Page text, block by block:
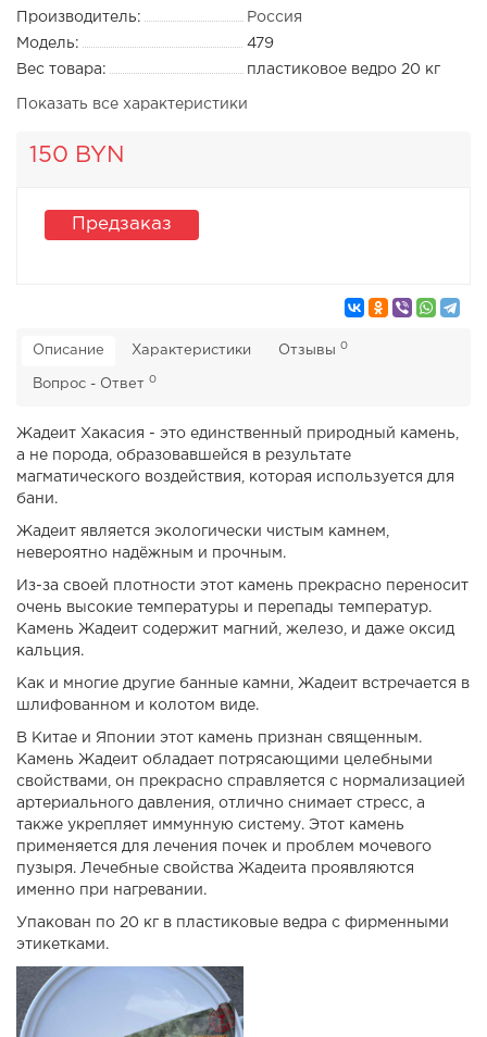
Производитель:
Россия
Модель:
479
Вес товара:
пластиковое ведро 20 кг
Показать все характеристики
150 BYN
Предзаказ
Описание Характеристики Отзывы 0
Вопрос - Ответ 0
Жадеит Хакасия - это единственный природный камень,
а не порода, образовавшейся в результате
магматического воздействия, которая используется для
бани.
Жадеит является экологически чистым камнем,
невероятно надёжным и прочным.
Из-за своей плотности этот камень прекрасно переносит
очень высокие температуры и перепады температур.
Камень Жадеит содержит магний, железо, и даже оксид
кальция.
Как и многие другие банные камни, Жадеит встречается в
шлифованном и колотом виде.
В Китае и Японии этот камень признан священным.
Камень Жадеит обладает потрясающими целебными
свойствами, он прекрасно справляется с нормализацией
артериального давления, отлично снимает стресс, а
также укрепляет иммунную систему. Этот камень
применяется для лечения почек и проблем мочевого
пузыря. Лечебные свойства Жадеита проявляются
именно при нагревании.
Упакован по 20 кг в пластиковые ведра с фирменными
этикетками.